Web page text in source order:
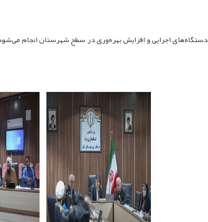
اجرایی و افزایش بهره‌وری در سطح شهرستان انجام